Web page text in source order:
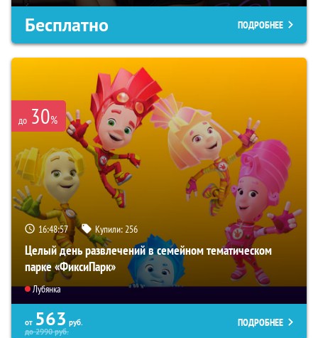
Бесплатно ПОДРОБНЕЕ
до 30%
16:48:55 Купили:256
Целый день развлечений в семейном тематическом
парке «ФиксиПарк»
Лубянка
от 563 руб.
до2990руб.
ПОДРОБНЕЕ